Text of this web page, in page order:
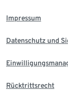
Impressum
Datenschutz und
Rücktrittsrecht